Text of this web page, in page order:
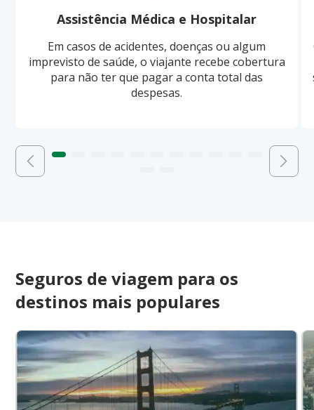
Assistência Médica e Hospitalar
Em casos de acidentes, doenças ou algum
imprevisto de saúde, o viajante recebe cobertura
para não ter que pagar a conta total das
despesas.
Seguros de viagem para os
destinos mais populares